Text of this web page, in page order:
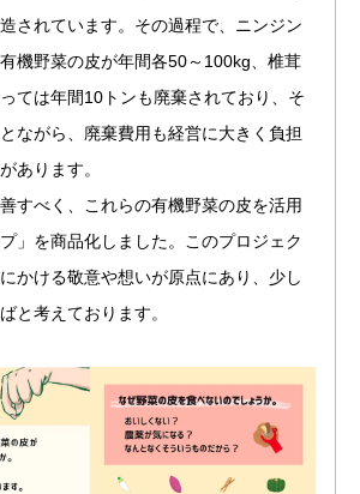
されています。その過程で、ニンジン
機野菜の皮が年間各50～100kg、椎茸
ては年間10トンも廃棄されており、そ
ながら、廃棄費用も経営に大きく負担
あります。
すべく、これらの有機野菜の皮を活用
」を商品化しました。このプロジェク
かける敬意や想いが原点にあり、少し
と考えております。